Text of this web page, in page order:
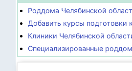
Роддома Челябинской
Добавить курсы подготовки
Клиники Челябинской
Специализированные